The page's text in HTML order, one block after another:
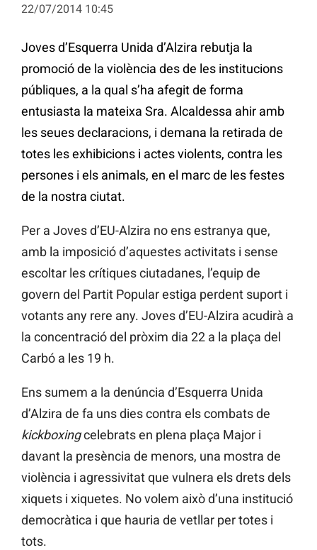
22/07/2014 10:45
Joves d’Esquerra Unida d’Alzira rebutja la
promoció de la violència des de les institucions
públiques, a la qual s’ha afegit de forma
entusiasta la mateixa Sra. Alcaldessa ahir amb
les seues declaracions, i demana la retirada de
totes les exhibicions i actes violents, contra les
persones i els animals, en el marc de les festes
de la nostra ciutat.
Per a Joves d’EU-Alzira no ens estranya que,
amb la imposició d’aquestes activitats i sense
escoltar les crítiques ciutadanes, l’equip de
govern del Partit Popular estiga perdent suport i
votants any rere any. Joves d’EU-Alzira acudirà a
la concentració del pròxim dia 22 a la plaça del
Carbó a les 19 h.
Ens sumem a la denúncia d’Esquerra Unida
d’Alzira de fa uns dies contra els combats de
kickboxingcelebrats en plena plaça Major i
davant la presència de menors, una mostra de
violència i agressivitat que vulnera els drets dels
xiquets i xiquetes. No volem això d’una institució
democràtica i que hauria de vetllar per totes i
tots.